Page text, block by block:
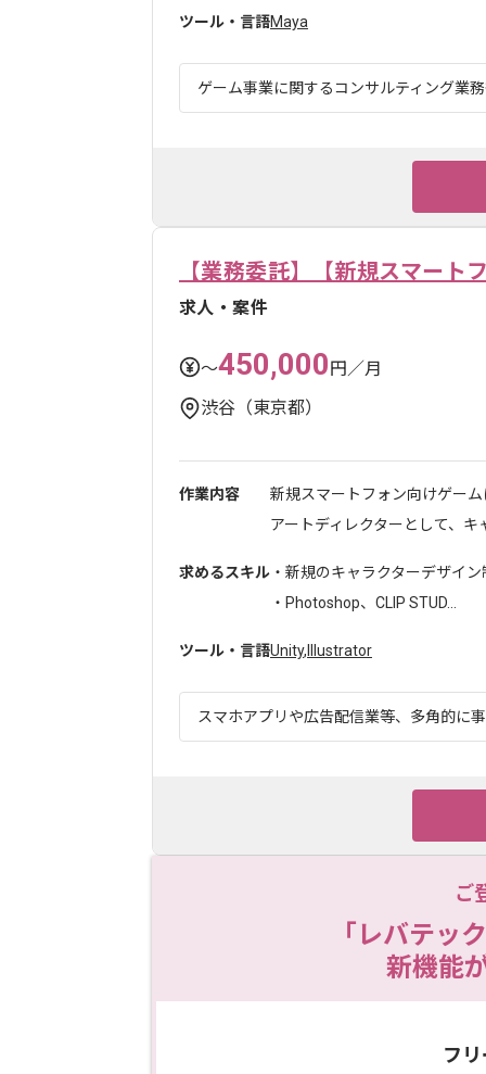
ツール・言語Maya
ゲーム事業に関するコンサルティング業
【業務委託】【新規スマート
求人・案件
〜450,000円／月
渋谷（東京都）
作業内容
新規スマートフォン向けゲー
アートディレクターとして、キ
求めるスキル ・新規のキャラクターデザイ
・Photoshop、CLIP STUD...
ツール・言語Unity, Illustrator
スマホアプリや広告配信業等、多角的に
ご
「レバテッ
新機能
フ